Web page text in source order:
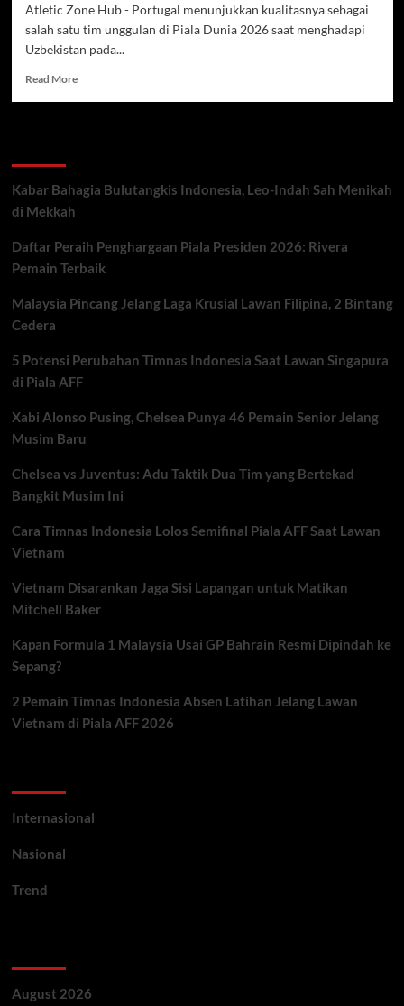
Atletic Zone Hub - Portugal menunjukkan kualitasnya sebagai
salah satu tim unggulan di Piala Dunia 2026 saat menghadapi
Uzbekistan pada...
Read MoreRead
Portugal
0
atas
di
Kabar Bahagia Bulutangkis Indonesia, Leo-Indah Sah Menikah
di Mekkah
Daftar Peraih Penghargaan Piala Presiden 2026: Rivera
Pemain Terbaik
Malaysia Pincang Jelang Laga Krusial Lawan Filipina, 2 Bintang
Cedera
5 Potensi Perubahan Timnas Indonesia Saat Lawan Singapura
di Piala AFF
Xabi Alonso Pusing, Chelsea Punya 46 Pemain Senior Jelang
Musim Baru
Chelsea vs Juventus: Adu Taktik Dua Tim yang Bertekad
Bangkit Musim Ini
Cara Timnas Indonesia Lolos Semifinal Piala AFF Saat Lawan
Vietnam
Vietnam Disarankan Jaga Sisi Lapangan untuk Matikan
Mitchell Baker
Kapan Formula 1 Malaysia Usai GP Bahrain Resmi Dipindah ke
Sepang?
2 Pemain Timnas Indonesia Absen Latihan Jelang Lawan
Vietnam di Piala AFF 2026
Internasional
Nasional
Trend
August 2026